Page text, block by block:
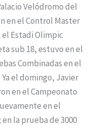
Velódromo del
en el Control Master
Estadi Olimpic
sub 18, estuvo en el
Combinadas en el
el domingo, Javier
en el Campeonato
en el
la prueba de 3000